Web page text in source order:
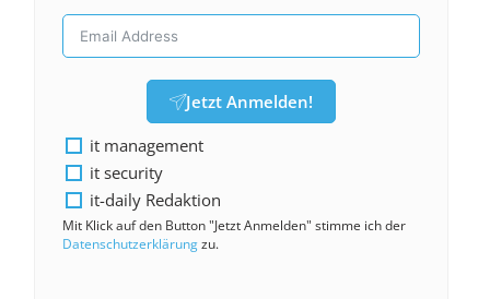
Jetzt Anmelden!
it management
it security
it-daily Redaktion
Mit Klick auf den Button "Jetzt Anmelden" stimme ich der
Datenschutzerklärungzu.